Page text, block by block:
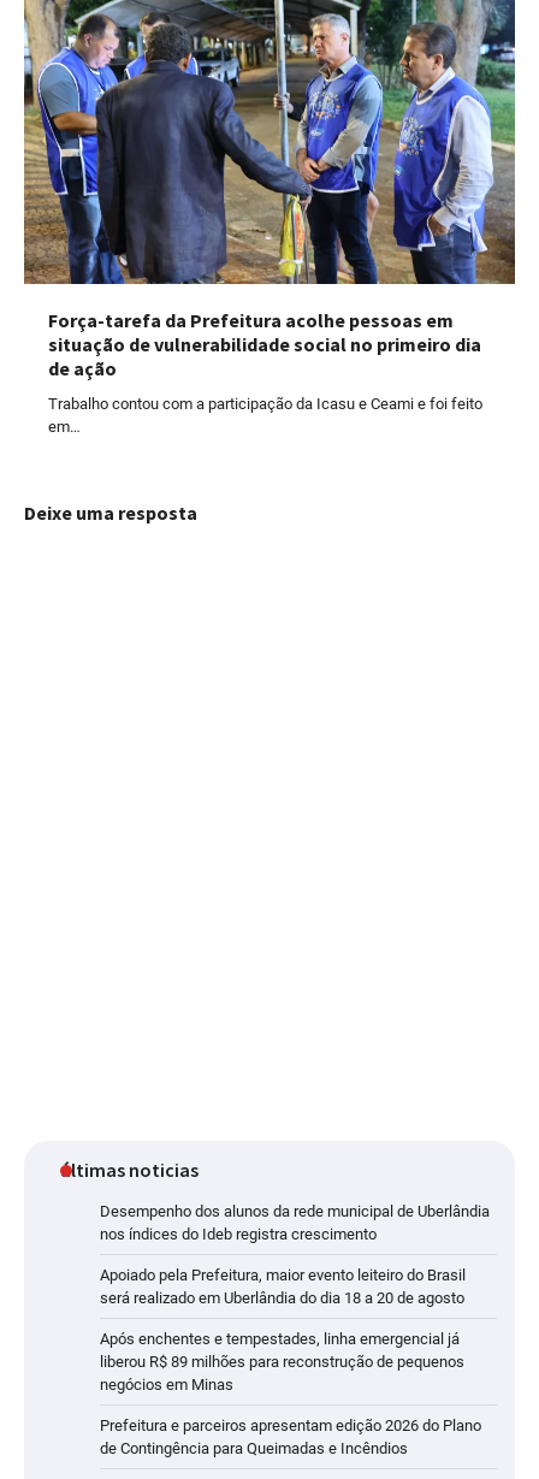
Força-tarefa da Prefeitura acolhe pessoas em
situação de vulnerabilidade social no primeiro dia
de ação
Trabalho contou com a participação da Icasu e Ceami e foi feito
em…
Deixe uma resposta
últimas noticias
Desempenho dos alunos da rede municipal de Uberlândia
nos índices do Ideb registra crescimento
Apoiado pela Prefeitura, maior evento leiteiro do Brasil
será realizado em Uberlândia do dia 18 a 20 de agosto
Após enchentes e tempestades, linha emergencial já
liberou R$ 89 milhões para reconstrução de pequenos
negócios em Minas
Prefeitura e parceiros apresentam edição 2026 do Plano
de Contingência para Queimadas e Incêndios